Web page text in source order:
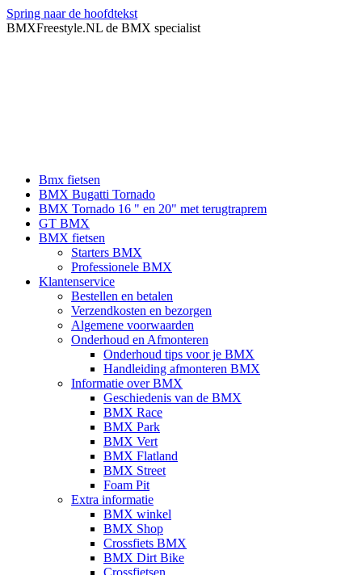
Spring naar de hoofdtekst
BMXFreestyle.NL de BMX specialist
Bmx fietsen
BMX Bugatti Tornado
BMX Tornado 16 " en 20" met terugtraprem
GT BMX
BMX fietsen
Starters BMX
Professionele BMX
Klantenservice
Bestellen en betalen
Verzendkosten en bezorgen
Algemene voorwaarden
Onderhoud en Afmonteren
Onderhoud tips voor je BMX
Handleiding afmonteren BMX
Informatie over BMX
Geschiedenis van de BMX
BMX Race
BMX Park
BMX Vert
BMX Flatland
BMX Street
Foam Pit
Extra informatie
BMX winkel
BMX Shop
Crossfiets BMX
BMX Dirt Bike
Crossfietsen